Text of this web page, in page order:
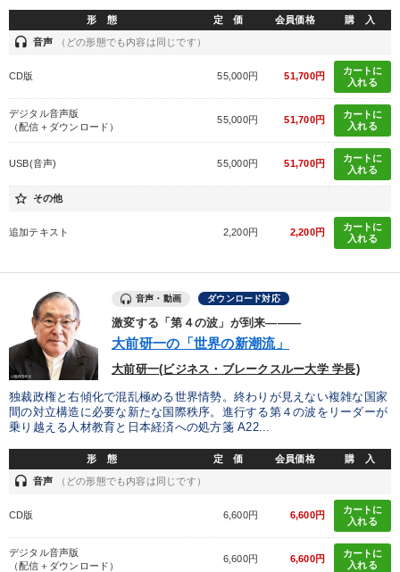
キーワード
インフレ対策・値上げ 成功哲学 上場企業
スポーツ関係
※「更新」を押すと「カテゴリー」「目的別」「キーワード」を更新いただけます。
local_offer タグから探す refresh 更新する
タグ・キーワード
コミュニケーション
サービス 中小企業 営業 多角化・新規事業
生き方の指針 新技術 不動産投資
商品開発 未来先見
稲盛和夫 デジタルマーケティング プレゼン
リピート
形 態 定 価 会員価格 購 入
headset 音声 （どの形態でも内容は同じです）
CD版 55,000円 51,700円
カートに
入れる
デジタル音声版
（配信＋ダウンロード）
55,000円 51,700円
カートに
入れる
USB(音声) 55,000円 51,700円
カートに
入れる
star_border その他
追加テキスト 2,200円 2,200円
カートに
入れる
音声・動画 ダウンロード対応
激変する「第４の波」が到来―――
大前研一の「世界の新潮流」
大前研一(ビジネス・ブレークスルー大学 学長)
独裁政権と右傾化で混乱極める世界情勢。終わりが見えない複雑な国家
間の対立構造に必要な新たな国際秩序。進行する第４の波をリーダーが
乗り越える人材教育と日本経済への処方箋 A22...
形 態 定 価 会員価格 購 入
headset 音声 （どの形態でも内容は同じです）
CD版 6,600円 6,600円
カートに
入れる
デジタル音声版
（配信＋ダウンロード）
6,600円 6,600円
カートに
入れる